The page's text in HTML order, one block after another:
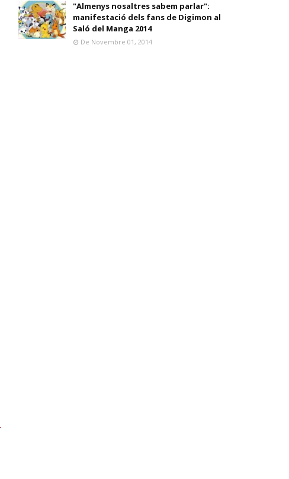
"Almenys nosaltres sabem parlar":
manifestació dels fans de Digimon al
Saló del Manga 2014
De Novembre 01, 2014